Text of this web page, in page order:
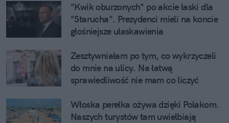
"Kwik oburzonych" po akcie łaski dla
"Starucha". Prezydenci mieli na koncie
głośniejsze ułaskawienia
Zesztywniałam po tym, co wykrzyczeli
do mnie na ulicy. Na łatwą
sprawiedliwość nie mam co liczyć
Włoska perełka ożywa dzięki Polakom.
Naszych turystów tam uwielbiają